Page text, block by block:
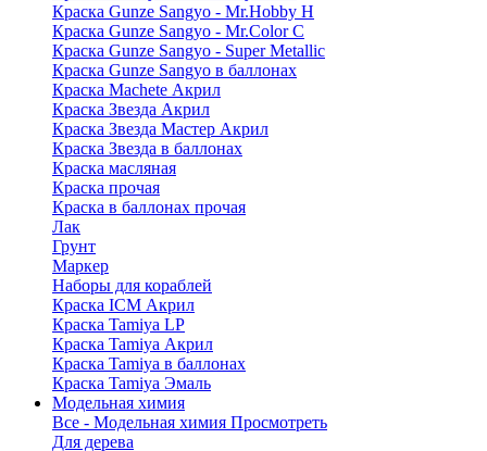
Краска Gunze Sangyo - Mr.Hobby H
Краска Gunze Sangyo - Mr.Color C
Краска Gunze Sangyo - Super Metallic
Краска Gunze Sangyo в баллонах
Краска Machete Акрил
Краска Звезда Акрил
Краска Звезда Мастер Акрил
Краска Звезда в баллонах
Краска масляная
Краска прочая
Краска в баллонах прочая
Лак
Грунт
Маркер
Наборы для кораблей
Краска ICM Акрил
Краска Tamiya LP
Краска Tamiya Акрил
Краска Tamiya в баллонах
Краска Tamiya Эмаль
Модельная химия
Все - Модельная химия Просмотреть
Для дерева